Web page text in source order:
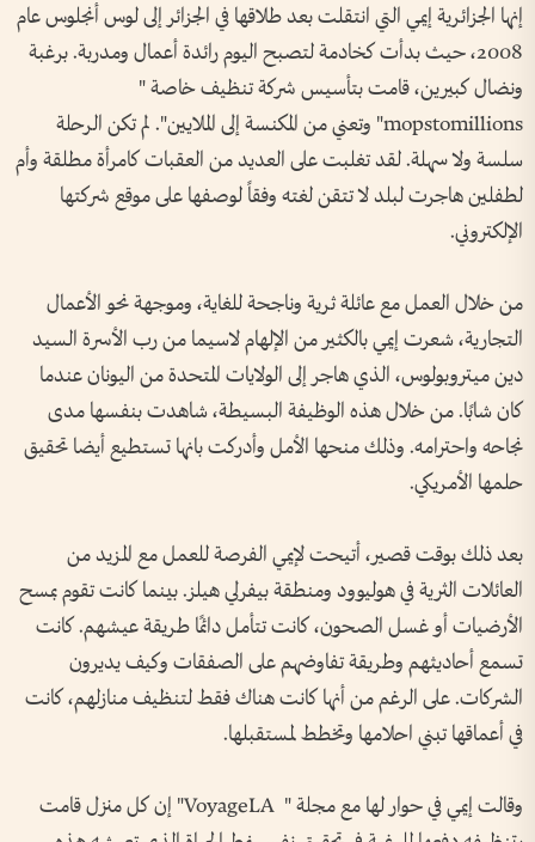
إنها الجزائرية إيمي التي انتقلت بعد طلاقها في الجزائر إلى لوس أنجلوس عام
2008، حيث بدأت كخادمة لتصبح اليوم رائدة أعمال ومدربة. برغبة
ونضال كبيرين، قامت بتأسيس شركة تنظيف خاصة "
mopstomillions" وتعني من المكنسة إلى الملايين". لم تكن الرحلة
سلسة ولا سهلة. لقد تغلبت على العديد من العقبات كامرأة مطلقة وأم
لطفلين هاجرت لبلد لا تتقن لغته وفقاً لوصفها على موقع شركتها
الإلكتروني.
من خلال العمل مع عائلة ثرية وناجحة للغاية، وموجهة نحو الأعمال
التجارية، شعرت إيمي بالكثير من الإلهام لاسيما من رب الأسرة السيد
دين ميتروبولوس، الذي هاجر إلى الولايات المتحدة من اليونان عندما
كان شابًا. من خلال هذه الوظيفة البسيطة، شاهدت بنفسها مدى
نجاحه واحترامه. وذلك منحها الأمل وأدركت بانها تستطيع أيضا تحقيق
حلمها الأمريكي.
بعد ذلك بوقت قصير، أتيحت لإيمي الفرصة للعمل مع المزيد من
العائلات الثرية في هوليوود ومنطقة بيفرلي هيلز. بينما كانت تقوم بمسح
الأرضيات أو غسل الصحون، كانت تتأمل دائمًا طريقة عيشهم. كانت
تسمع أحاديثهم وطريقة تفاوضهم على الصفقات وكيف يديرون
الشركات. على الرغم من أنها كانت هناك فقط لتنظيف منازلهم، كانت
في أعماقها تبني احلامها وتخطط لمستقبلها.
وقالت إيمي في حوار لها مع مجلة " VoyageLA" إن كل منزل قامت